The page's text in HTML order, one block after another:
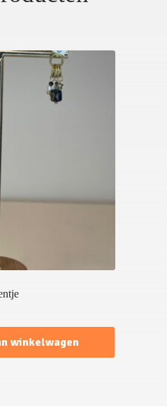
winkelwagen